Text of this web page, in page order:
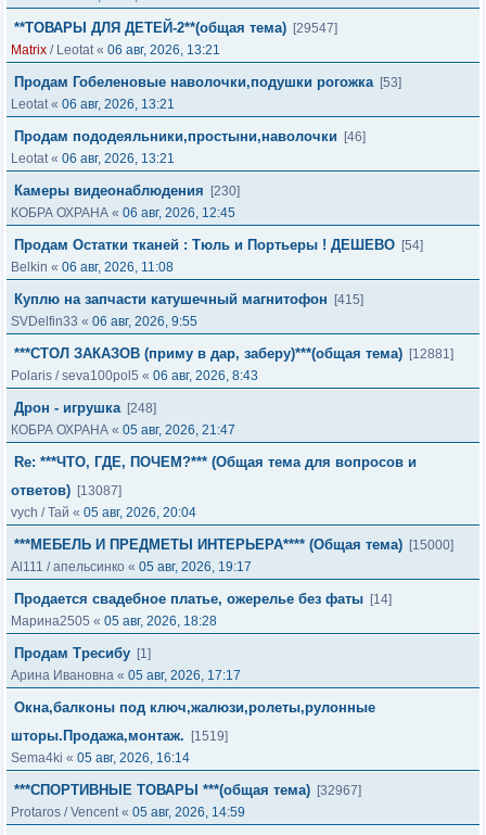
**ТОВАРЫ ДЛЯ ДЕТЕЙ-2**(общая тема) [29547]
Matrix / Leotat« 06 авг, 2026, 13:21
Продам Гобеленовые наволочки,подушки рогожка [53]
Leotat« 06 авг, 2026, 13:21
Продам пододеяльники,простыни,наволочки
[46]
Leotat« 06 авг, 2026, 13:21
Камеры видеонаблюдения
[230]
КОБРА ОХРАНА « 06 авг, 2026, 12:45
Продам Остатки тканей : Тюль и Портьеры ! ДЕШЕВО [54]
Belkin « 06 авг, 2026, 11:08
Куплю на запчасти катушечный магнитофон
[415]
SVDelfin33 « 06 авг, 2026, 9:55
***СТОЛ ЗАКАЗОВ (приму в дар, заберу)***(общая тема) [12881]
Polaris /seva100pol5 « 06 авг, 2026, 8:43
Дрон - игрушка [248]
КОБРА ОХРАНА « 05 авг, 2026, 21:47
Re: ***ЧТО, ГДЕ, ПОЧЕМ?*** (Общая тема для вопросов и
ответов) [13087]
vych /Тай « 05 авг, 2026, 20:04
***МЕБЕЛЬ И ПРЕДМЕТЫ ИНТЕРЬЕРА**** (Общая тема) [15000]
Al111 /апельсинко « 05 авг, 2026, 19:17
Продается свадебное платье, ожерелье без фаты [14]
Марина2505 « 05 авг, 2026, 18:28
Продам Тресибу [1]
Арина Ивановна « 05 авг, 2026, 17:17
Окна,балконы под ключ,жалюзи,ролеты,рулонные
шторы.Продажа,монтаж.
[1519]
Sema4ki « 05 авг, 2026, 16:14
***СПОРТИВНЫЕ ТОВАРЫ ***(общая тема) [32967]
Protaros /Vencent« 05 авг, 2026, 14:59